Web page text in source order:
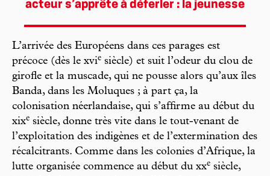
acteur s’apprête à déferler : la jeunesse
L’arrivée des Européens dans ces parages est
précoce (dès le xvie siècle) et suit l’odeur du clou de
girofle et la muscade, qui ne pousse alors qu’aux îles
Banda, dans les Moluques ; à part ça, la
colonisation néerlandaise, qui s’affirme au début du
xixe siècle, donne très vite dans le tout-venant de
l’exploitation des indigènes et de l’extermination des
récalcitrants. Comme dans les colonies d’Afrique, la
lutte organisée commence au début du xxe siècle,